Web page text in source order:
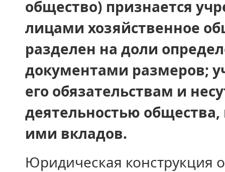
общество) признается
лицами хозяйственное
разделен на доли
документами размеров;
его обязательствам и
деятельностью
ими вкладов.
Юридическая конструкция